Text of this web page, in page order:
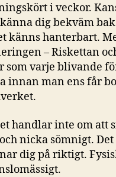
i veckor.
dig bekväm
känns hanterbart.
– Riskettan
som varje blivande
innan man ens får
handlar inte om att
nicka sömnigt.
dig på riktigt.